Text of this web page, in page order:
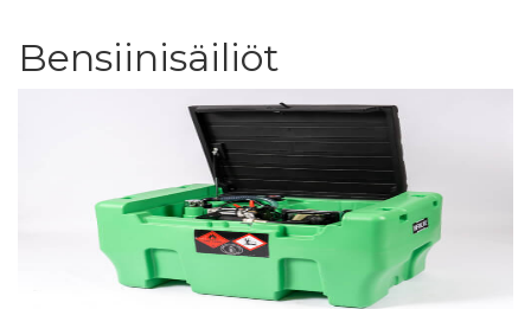
Bensiinisäiliöt